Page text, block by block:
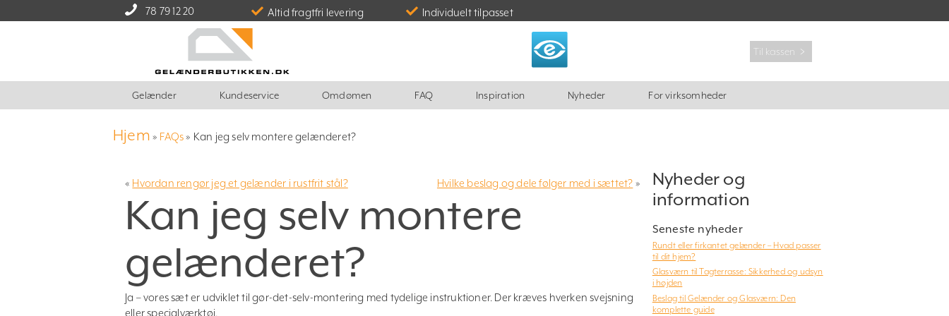
78 79 12 20 Altid fragtfri levering Individuelt tilpasset
Til kassen ﹥
Gelænder Kundeservice Omdømen FAQ Inspiration Nyheder For virksomheder
Hjem » FAQs» Kan jeg selv montere gelænderet?
« Hvordan rengør jeg et gelænder i rustfrit stål? Hvilke beslag og dele følger med i sættet? »
Kan jeg selv montere
gelænderet?
Ja – vores sæt er udviklet til gør-det-selv-montering med tydelige instruktioner. Der kræves hverken svejsning
eller specialværktøj.
Nyheder og
information
Seneste nyheder
Rundt eller firkantet gelænder – Hvad passer
til dit hjem?
Glasværn til Tagterrasse: Sikkerhed og udsyn
i højden
Beslag til Gelænder og Glasværn: Den
komplette guide